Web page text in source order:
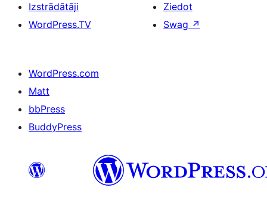
Izstrādātāji
WordPress.TV
Ziedot
Swag ↗
WordPress.com
Matt
bbPress
BuddyPress